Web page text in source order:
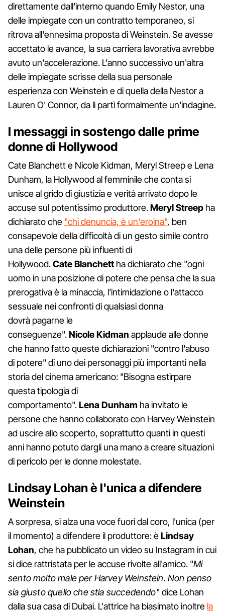
direttamente dall'interno quando Emily Nestor, una
delle impiegate con un contratto temporaneo, si
ritrova all'ennesima proposta di Weinstein. Se avesse
accettato le avance, la sua carriera lavorativa avrebbe
avuto un'accelerazione. L'anno successivo un'altra
delle impiegate scrisse della sua personale
esperienza con Weinstein e di quella della Nestor a
Lauren O' Connor, da lì partì formalmente un'indagine.
I messaggi in sostengo dalle prime
donne di Hollywood
Cate Blanchett e Nicole Kidman, Meryl Streep e Lena
Dunham, la Hollywood al femminile che conta si
unisce al grido di giustizia e verità arrivato dopo le
accuse sul potentissimo produttore.MerylStreep ha
dichiarato che "chi denuncia, è un'eroina", ben
consapevole della difficoltà di un gesto simile contro
una delle persone più influenti di
Hollywood.CateBlanchett ha dichiarato che "ogni
uomo in una posizione di potere che pensa che la sua
prerogativa è la minaccia, l'intimidazione o l'attacco
sessuale nei confronti di qualsiasi donna
dovrà pagarne le
conseguenze".NicoleKidman applaude alle donne
che hanno fatto queste dichiarazioni "contro l'abuso
di potere" di uno dei personaggi più importanti nella
storia del cinema americano: "Bisogna estirpare
questa tipologia di
comportamento".LenaDunham ha invitato le
persone che hanno collaborato con Harvey Weinstein
ad uscire allo scoperto, soprattutto quanti in questi
anni hanno potuto dargli una mano a creare situazioni
di pericolo per le donne molestate.
Lindsay Lohan è l'unica a difendere
Weinstein
A sorpresa, si alza una voce fuori dal coro, l'unica (per
il momento) a difendere il produttore: èLindsay
Lohan, che ha pubblicato un video su Instagram in cui
si dice rattristata per le accuse rivolte all'amico. "Mi
sento molto male per Harvey Weinstein. Non penso
sia giusto quello che stia succedendo" dice Lohan
dalla sua casa di Dubai. L'attrice ha biasimato inoltre la